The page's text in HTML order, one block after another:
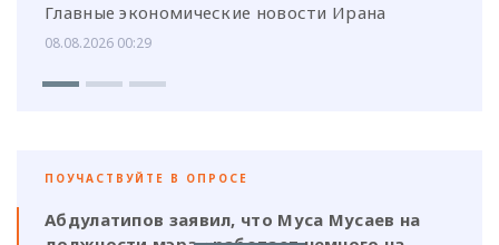
Главные экономические новости Ирана
08.08.2026 00:29
ПОУЧАСТВУЙТЕ В ОПРОСЕ
Абдулатипов заявил, что Муса Мусаев на